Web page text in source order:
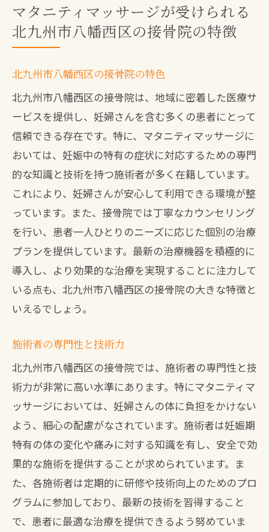
マタニティマッサージが受けられる
北九州市八幡西区の接骨院の特徴
北九州市八幡西区の接骨院の特色
北九州市八幡西区の接骨院は、地域に密着した医療サ
ービスを提供し、妊婦さんを含む多くの患者にとって
信頼できる存在です。特に、マタニティマッサージに
おいては、妊娠中の特有の症状に対応するための専門
的な知識と技術を持つ施術者が多く在籍しています。
これにより、妊婦さんが安心して利用できる環境が整
っています。また、接骨院では丁寧なカウンセリング
を行い、患者一人ひとりのニーズに応じた個別の治療
プランを提供しています。最新の治療機器を積極的に
導入し、より効果的な治療を実現することに注力して
いる点も、北九州市八幡西区の接骨院の大きな特徴と
いえるでしょう。
施術者の専門性と技術力
北九州市八幡西区の接骨院では、施術者の専門性と技
術力が非常に高い水準にあります。特にマタニティマ
ッサージにおいては、妊婦さんの体に負担をかけない
よう、細心の配慮がなされています。施術者は妊娠期
特有の体の変化や痛みに対する知識を有し、安全で効
果的な施術を提供することが求められています。ま
た、各施術者は定期的に研修や技術向上のためのプロ
グラムに参加しており、最新の技術を習得すること
で、患者に最適な治療を提供できるよう努めていま